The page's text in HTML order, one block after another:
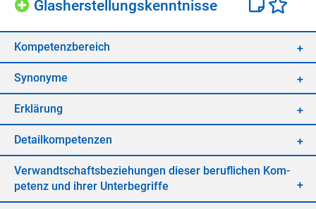
Glas­her­stel­lungs­kennt­nis­se
Kom­pe­tenz­be­reich
Syn­ony­me
Er­klä­rung
De­tail­kom­pe­ten­zen
Ver­wandt­schafts­be­zie­hun­gen die­ser be­ruf­li­chen Kom­
pe­tenz und ih­rer Un­ter­be­grif­fe